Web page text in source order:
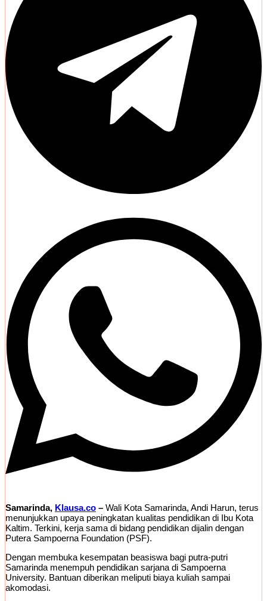
Samarinda, Klausa.co – Wali Kota Samarinda, Andi Harun, terus
menunjukkan upaya peningkatan kualitas pendidikan di Ibu Kota
Kaltim. Terkini, kerja sama di bidang pendidikan dijalin dengan
Putera Sampoerna Foundation (PSF).
Dengan membuka kesempatan beasiswa bagi putra-putri
Samarinda menempuh pendidikan sarjana di Sampoerna
University. Bantuan diberikan meliputi biaya kuliah sampai
akomodasi.